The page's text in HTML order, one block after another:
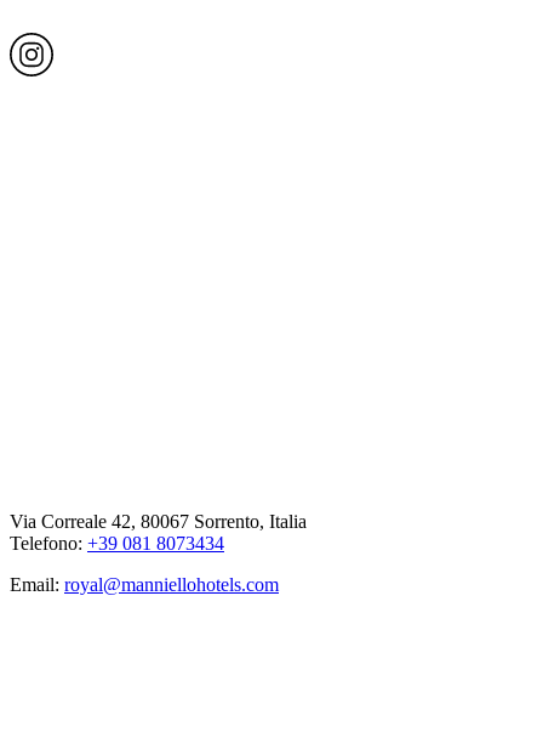
Via Correale 42, 80067 Sorrento, Italia
Telefono: +39 081 8073434
Email: royal@manniellohotels.com